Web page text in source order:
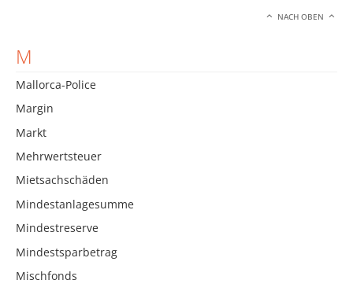
NACH OBEN
M
Mallorca-Police
Margin
Markt
Mehrwertsteuer
Mietsachschäden
Mindestanlagesumme
Mindestreserve
Mindestsparbetrag
Mischfonds